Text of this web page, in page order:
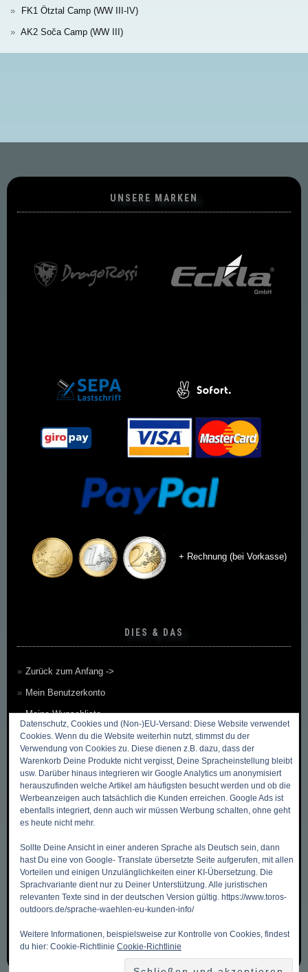
FK1 Ötztal Camp (WW III-IV)
AK2 Soča Camp (WW III)
UNSERE MARKEN
+ Rechnung (bei Vorkasse)
DIES & DAS
Zurück zum Anfang ->
Mein Benutzerkonto
Meine Wunschliste
Mein Warenkorb
Kasse
Kontakt, Öffnungszeiten & Anfahrt
Zahlungsmethoden
Versandkosten & Versandarten
Datenschutzbelehrung
Allgemeine Geschäftsbedingungen (AGB)
Erklärung zum Widerruf
Impressum
Sitemap ~ Inhaltsverzeichnis
Datenschutz, Cookies und (Non-)EU-Versand: Diese Website verwendet
Cookies. Wenn du die Website weiterhin nutzt, stimmst du der
Verwendung von Cookies zu. Diese dienen z.B. dazu, dass der
Warenkorb Deine Produkte nicht vergisst, Deine Spracheinstellung bleibt
usw. Darüber hinaus integrieren wir Google Analytics um anonymisiert
herauszufinden welche Artikel am häufigsten besucht werden und ob die
Werbeanzeigen auch tatsächlich die Kunden erreichen. Google Ads ist
ebenfalls integriert, denn auch wir müssen Werbung schalten, ohne geht
es heute nicht mehr.
Sollte Deine Ansicht in einer anderen Sprache als Deutsch sein, dann
hast Du eine von Google- Translate übersetzte Seite aufgerufen, mit allen
Vorteilen und einigen Unzulänglichkeiten einer KI-Übersetzung. Die
Sprachvariante dient nur zu Deiner Unterstützung. Alle juristischen
relevanten Texte sind in der deutschen Version gültig. https://www.toros-
outdoors.de/sprache-waehlen-eu-kunden-info/
Weitere Informationen, beispielsweise zur Kontrolle von Cookies, findest
du hier: Cookie-Richtlinie Cookie-Richtlinie